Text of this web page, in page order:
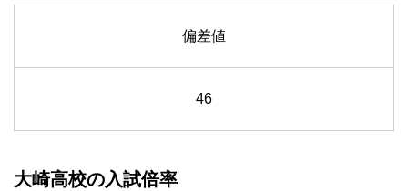
偏差値
46
大崎高校の入試倍率